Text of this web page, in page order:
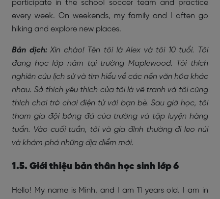
participate in the school soccer team and practice
every week. On weekends, my family and I often go
hiking and explore new places.
Bản dịch:Xin chào! Tên tôi là Alex và tôi 10 tuổi. Tôi
đang học lớp năm tại trường Maplewood. Tôi thích
nghiên cứu lịch sử và tìm hiểu về các nền văn hóa khác
nhau. Sở thích yêu thích của tôi là vẽ tranh và tôi cũng
thích chơi trò chơi điện tử với bạn bè. Sau giờ học, tôi
tham gia đội bóng đá của trường và tập luyện hàng
tuần. Vào cuối tuần, tôi và gia đình thường đi leo núi
và khám phá những địa điểm mới.
1.5. Giới thiệu bản thân học sinh lớp 6
Hello! My name is Minh, and I am 11 years old. I am in